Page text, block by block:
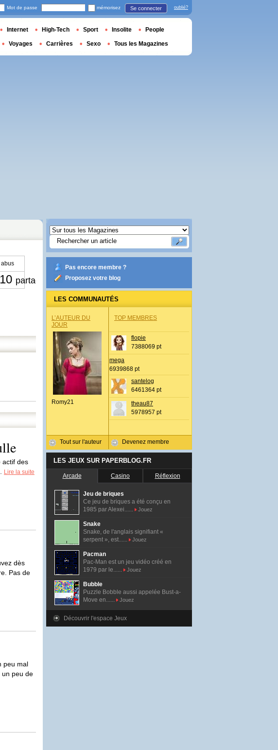
partages
actif des
Lire la suite
dès
Pas de
peu mal
un peu de
Pas encore membre ?
Proposez votre blog
LES COMMUNAUTÉS
L’AUTEUR DU
JOUR
Romy21
Tout sur l'auteur
TOP MEMBRES
flopie
7388069 pt
mega
6939868 pt
santelog
6461364 pt
theau87
5978957 pt
Devenez membre
LES JEUX SUR PAPERBLOG.FR
Arcade Casino Réflexion
Jeu de briques
Ce jeu de briques a été conçu en
1985 par Alexei......
Jouez
Snake
Snake, de l'anglais signifiant «
serpent », est......
Jouez
Pacman
Pac-Man est un jeu vidéo créé en
1979 par le......
Jouez
Bubble
Puzzle Bobble aussi appelée Bust-a-
Move en......
Jouez
Découvrir l'espace Jeux
Mot de passe mémorisez Se connecter oublié?
Internet High-Tech Sport Insolite People
Voyages Carrières Sexo Tous les Magazines